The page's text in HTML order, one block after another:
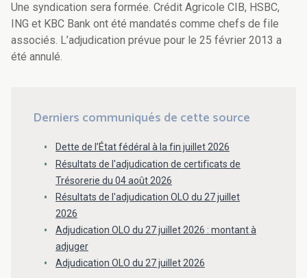
Une syndication sera formée. Crédit Agricole CIB, HSBC,
ING et KBC Bank ont été mandatés comme chefs de file
associés. L’adjudication prévue pour le 25 février 2013 a
été annulé.
Derniers communiqués de cette source
Dette de l’État fédéral à la fin juillet 2026
Résultats de l'adjudication de certificats de
Trésorerie du 04 août 2026
Résultats de l'adjudication OLO du 27 juillet
2026
Adjudication OLO du 27 juillet 2026 : montant à
adjuger
Adjudication OLO du 27 juillet 2026